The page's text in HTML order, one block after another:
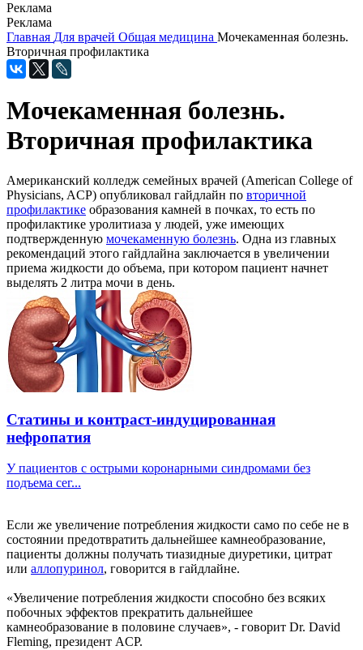
Реклама
Реклама
Главная Для врачей Общая медицина Мочекаменная болезнь.
Вторичная профилактика
Мочекаменная болезнь.
Вторичная профилактика
Американский колледж семейных врачей (American College of
Physicians, ACP) опубликовал гайдлайн по вторичной
профилактике образования камней в почках, то есть по
профилактике уролитиаза у людей, уже имеющих
подтвержденную мочекаменную болезнь. Одна из главных
рекомендаций этого гайдлайна заключается в увеличении
приема жидкости до объема, при котором пациент начнет
выделять 2 литра мочи в день.
Статины и контраст-индуцированная
нефропатия
У пациентов с острыми коронарными синдромами без
подъема сег...
Если же увеличение потребления жидкости само по себе не в
состоянии предотвратить дальнейшее камнеобразование,
пациенты должны получать тиазидные диуретики, цитрат
или аллопуринол, говорится в гайдлайне.
«Увеличение потребления жидкости способно без всяких
побочных эффектов прекратить дальнейшее
камнеобразование в половине случаев», - говорит Dr. David
Fleming, президент ACP.